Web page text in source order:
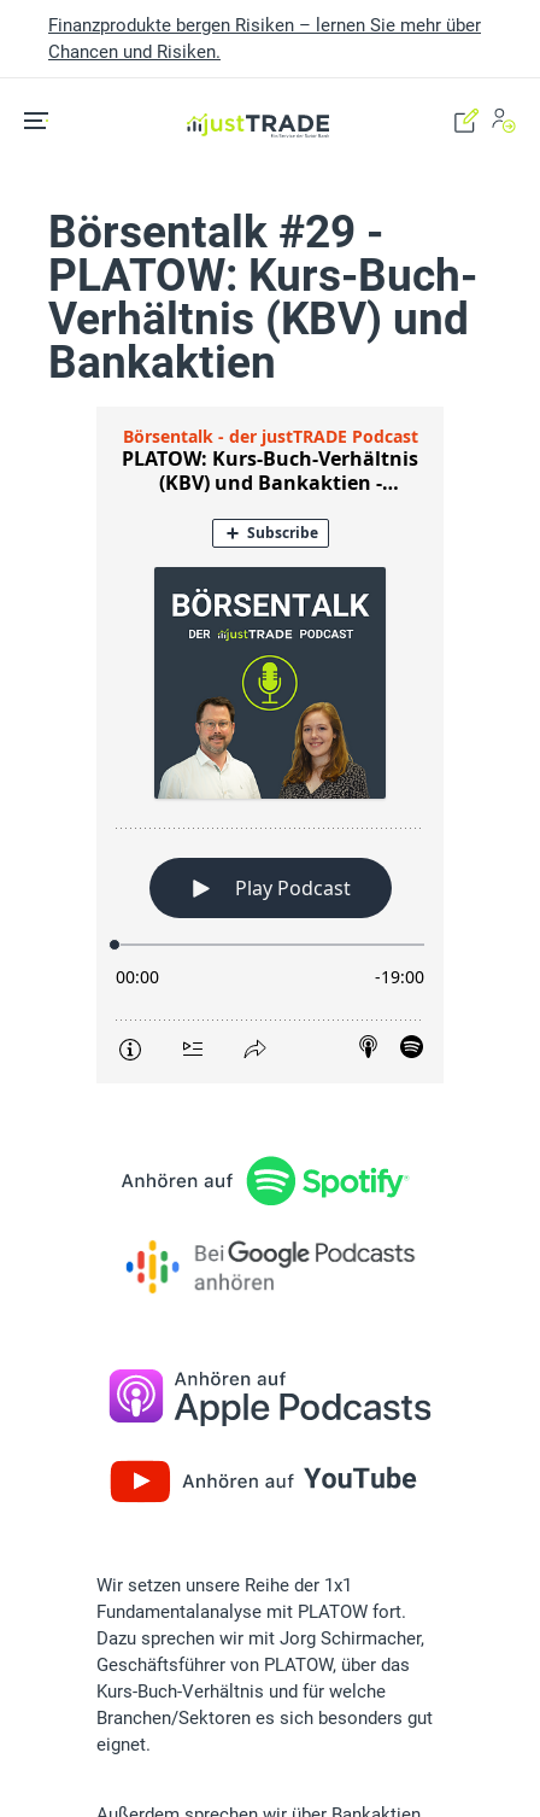
Finanzprodukte bergen Risiken – lernen Sie mehr über
Chancen und Risiken.
Börsentalk #29 -
PLATOW: Kurs-Buch-
Verhältnis (KBV) und
Bankaktien
Wir setzen unsere Reihe der 1x1
Fundamentalanalyse mit PLATOW fort.
Dazu sprechen wir mit Jorg Schirmacher,
Geschäftsführer von PLATOW, über das
Kurs-Buch-Verhältnis und für welche
Branchen/Sektoren es sich besonders gut
eignet.